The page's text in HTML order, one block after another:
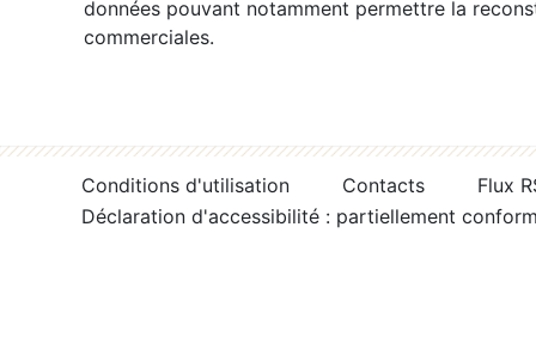
données pouvant notamment permettre la
commerciales.
Conditions d'utilisation Contacts
Flux
Déclaration d'accessibilité : partiellement